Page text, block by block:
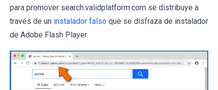
para promover search.validplatform.com se distribuye a
través de un instalador falso que se disfraza de instalador
de Adobe Flash Player.